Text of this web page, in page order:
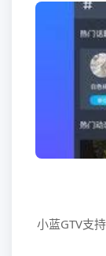
小蓝GTV支